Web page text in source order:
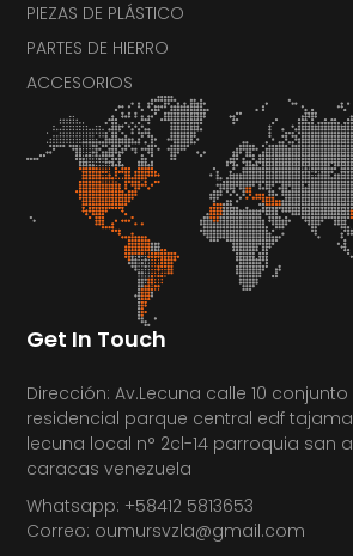
PIEZAS DE PLÁSTICO
PARTES DE HIERRO
ACCESORIOS
Get In Touch
Dirección: Av.Lecuna calle 10 conjunto
residencial parque central edf
lecuna local n° 2cl-14 parroquia san
caracas venezuela
Whatsapp: +58412 5813653
Correo: oumursvzla@gmail.com